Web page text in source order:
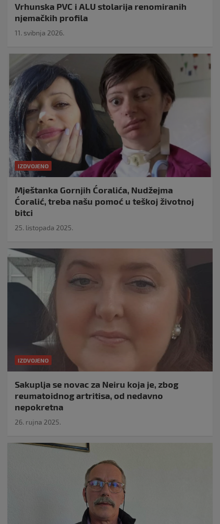
Vrhunska PVC i ALU stolarija renomiranih
njemačkih profila
11. svibnja 2026.
IZDVOJENO
Mještanka Gornjih Ćoralića, Nudžejma
Ćoralić, treba našu pomoć u teškoj životnoj
bitci
25. listopada 2025.
IZDVOJENO
Sakuplja se novac za Neiru koja je, zbog
reumatoidnog artritisa, od nedavno
nepokretna
26. rujna 2025.